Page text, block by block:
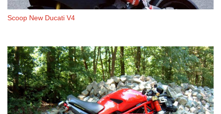
Scoop New Ducati V4